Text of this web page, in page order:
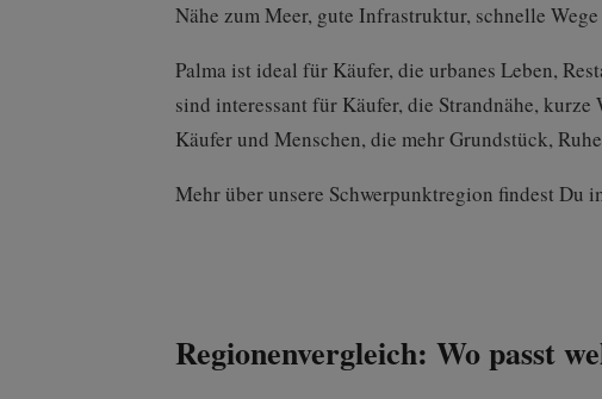
Nähe zum Meer, gute Infrastruktur, schnelle
Palma ist ideal für Käufer, die urbanes Leben,
sind interessant für Käufer, die Strandnähe,
Käufer und Menschen, die mehr Grundstück,
Mehr über unsere Schwerpunktregion findest Du
Regionenvergleich: Wo passt